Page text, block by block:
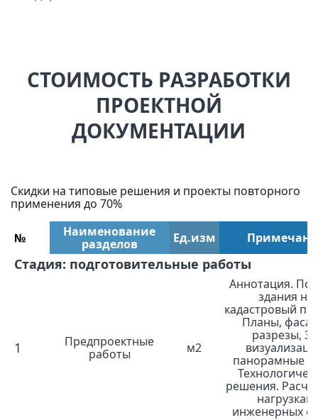
СТОИМОСТЬ РАЗРАБОТКИ
ПРОЕКТНОЙ
ДОКУМЕНТАЦИИ
Скидки на типовые решения и проекты повторного
применения до 70%
№
Наименование
разделов
Ед.изм
Стадия: подготовительные работы
1
Предпроектные
работы
м2
Аннотация.
здания на
кадастровый
Планы,
разрезы,
панорамные
решения.
нагрузкам
инженерных